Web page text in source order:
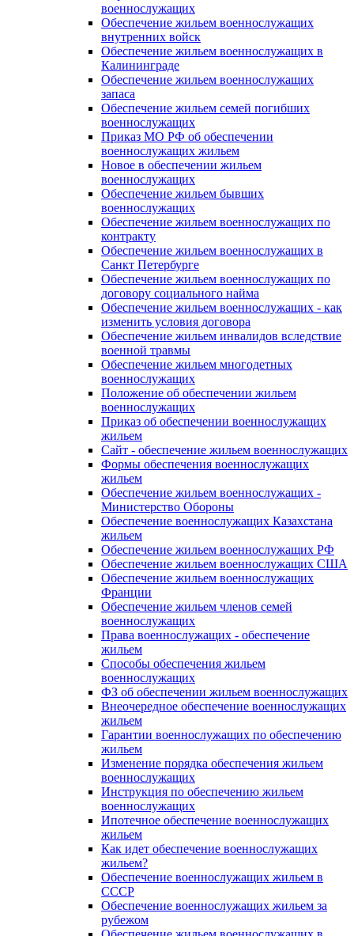
военнослужащих
Обеспечение жильем военнослужащих
внутренних войск
Обеспечение жильем военнослужащих в
Калининграде
Обеспечение жильем военнослужащих
запаса
Обеспечение жильем семей погибших
военнослужащих
Приказ МО РФ об обеспечении
военнослужащих жильем
Новое в обеспечении жильем
военнослужащих
Обеспечение жильем бывших
военнослужащих
Обеспечение жильем военнослужащих по
контракту
Обеспечение жильем военнослужащих в
Санкт Петербурге
Обеспечение жильем военнослужащих по
договору социального найма
Обеспечение жильем военнослужащих - как
изменить условия договора
Обеспечение жильем инвалидов вследствие
военной травмы
Обеспечение жильем многодетных
военнослужащих
Положение об обеспечении жильем
военнослужащих
Приказ об обеспечении военнослужащих
жильем
Сайт - обеспечение жильем военнослужащих
Формы обеспечения военнослужащих
жильем
Обеспечение жильем военнослужащих -
Министерство Обороны
Обеспечение военнослужащих Казахстана
жильем
Обеспечение жильем военнослужащих РФ
Обеспечение жильем военнослужащих США
Обеспечение жильем военнослужащих
Франции
Обеспечение жильем членов семей
военнослужащих
Права военнослужащих - обеспечение
жильем
Способы обеспечения жильем
военнослужащих
ФЗ об обеспечении жильем военнослужащих
Внеочередное обеспечение военнослужащих
жильем
Гарантии военнослужащих по обеспечению
жильем
Изменение порядка обеспечения жильем
военнослужащих
Инструкция по обеспечению жильем
военнослужащих
Ипотечное обеспечение военнослужащих
жильем
Как идет обеспечение военнослужащих
жильем?
Обеспечение военнослужащих жильем в
СССР
Обеспечение военнослужащих жильем за
рубежом